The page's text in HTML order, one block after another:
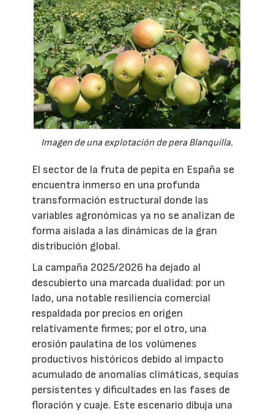
Imagen de una explotación de pera Blanquilla.
El sector de la fruta de pepita en España se
encuentra inmerso en una profunda
transformación estructural donde las
variables agronómicas ya no se analizan de
forma aislada a las dinámicas de la gran
distribución global.
La campaña 2025/2026 ha dejado al
descubierto una marcada dualidad: por un
lado, una notable resiliencia comercial
respaldada por precios en origen
relativamente firmes; por el otro, una
erosión paulatina de los volúmenes
productivos históricos debido al impacto
acumulado de anomalías climáticas, sequías
persistentes y dificultades en las fases de
floración y cuaje. Este escenario dibuja una